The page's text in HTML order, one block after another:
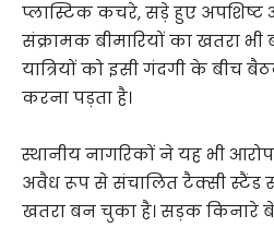
प्लास्टिक कचरे, सड़े हुए
संक्रामक बीमारियों का खतरा
यात्रियों को इसी गंदगी के बीच
करना पड़ता है।
स्थानीय नागरिकों ने यह भी
अवैध रूप से संचालित टैक्सी स्टैंड
खतरा बन चुका है। सड़क किनारे